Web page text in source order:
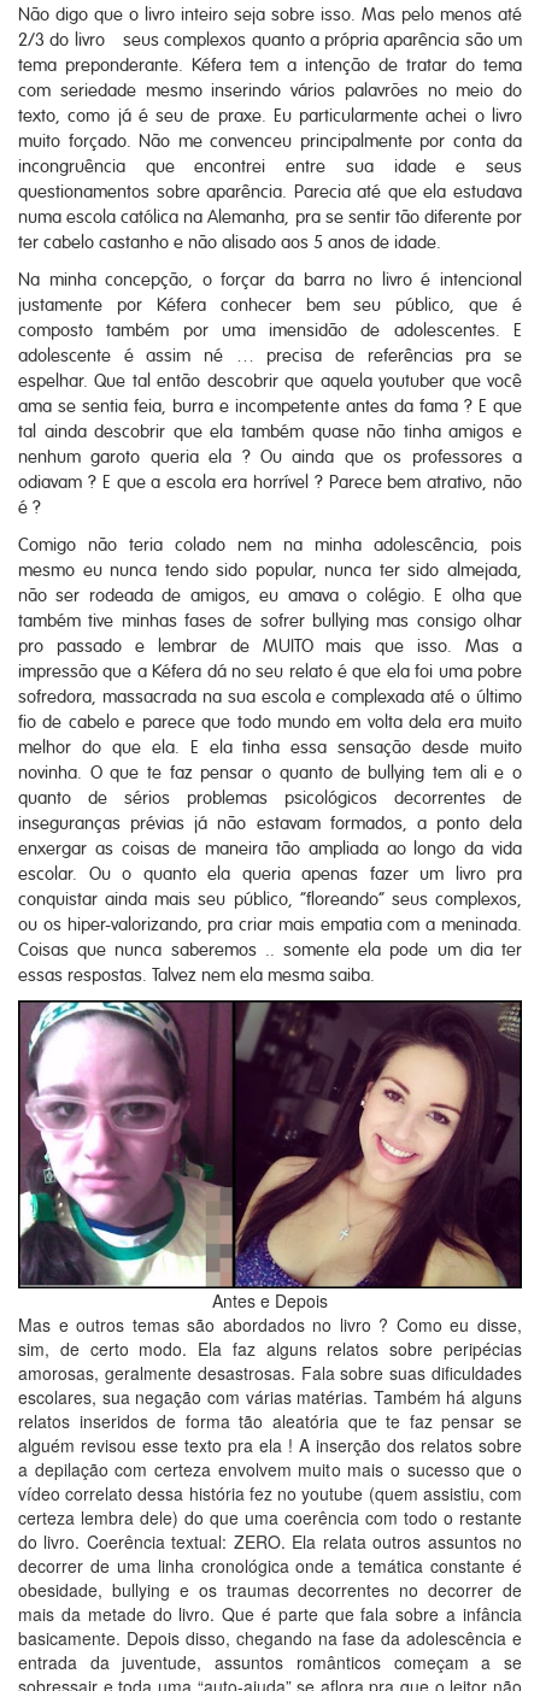
Não digo que o livro inteiro seja sobre isso. Mas pelo menos até
2/3 do livro seus complexos quanto a própria aparência são um
tema preponderante. Kéfera tem a intenção de tratar do tema
com seriedade mesmo inserindo vários palavrões no meio do
texto, como já é seu de praxe. Eu particularmente achei o livro
muito forçado. Não me convenceu principalmente por conta da
incongruência que encontrei entre sua idade e seus
questionamentos sobre aparência. Parecia até que ela estudava
numa escola católica na Alemanha, pra se sentir tão diferente por
ter cabelo castanho e não alisado aos 5 anos de idade.
Na minha concepção, o forçar da barra no livro é intencional
justamente por Kéfera conhecer bem seu público, que é
composto também por uma imensidão de adolescentes. E
adolescente é assim né … precisa de referências pra se
espelhar. Que tal então descobrir que aquela youtuber que você
ama se sentia feia, burra e incompetente antes da fama ? E que
tal ainda descobrir que ela também quase não tinha amigos e
nenhum garoto queria ela ? Ou ainda que os professores a
odiavam ? E que a escola era horrível ? Parece bem atrativo, não
é ?
Comigo não teria colado nem na minha adolescência, pois
mesmo eu nunca tendo sido popular, nunca ter sido almejada,
não ser rodeada de amigos, eu amava o colégio. E olha que
também tive minhas fases de sofrer bullying mas consigo olhar
pro passado e lembrar de MUITO mais que isso. Mas a
impressão que a Kéfera dá no seu relato é que ela foi uma pobre
sofredora, massacrada na sua escola e complexada até o último
fio de cabelo e parece que todo mundo em volta dela era muito
melhor do que ela. E ela tinha essa sensação desde muito
novinha. O que te faz pensar o quanto de bullying tem ali e o
quanto de sérios problemas psicológicos decorrentes de
inseguranças prévias já não estavam formados, a ponto dela
enxergar as coisas de maneira tão ampliada ao longo da vida
escolar. Ou o quanto ela queria apenas fazer um livro pra
conquistar ainda mais seu público, “floreando” seus complexos,
ou os hiper-valorizando, pra criar mais empatia com a meninada.
Coisas que nunca saberemos .. somente ela pode um dia ter
essas respostas. Talvez nem ela mesma saiba.
Antes e Depois
Mas e outros temas são abordados no livro ? Como eu disse,
sim, de certo modo. Ela faz alguns relatos sobre peripécias
amorosas, geralmente desastrosas. Fala sobre suas dificuldades
escolares, sua negação com várias matérias. Também há alguns
relatos inseridos de forma tão aleatória que te faz pensar se
alguém revisou esse texto pra ela ! A inserção dos relatos sobre
a depilação com certeza envolvem muito mais o sucesso que o
vídeo correlato dessa história fez no youtube (quem assistiu, com
certeza lembra dele) do que uma coerência com todo o restante
do livro. Coerência textual: ZERO. Ela relata outros assuntos no
decorrer de uma linha cronológica onde a temática constante é
obesidade, bullying e os traumas decorrentes no decorrer de
mais da metade do livro. Que é parte que fala sobre a infância
basicamente. Depois disso, chegando na fase da adolescência e
entrada da juventude, assuntos românticos começam a se